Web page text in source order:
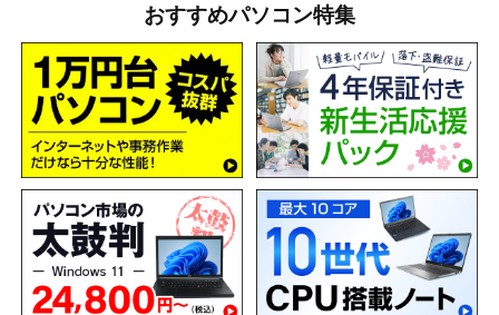
おすすめパソコン特集